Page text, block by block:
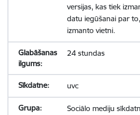
versijas, kas tiek
datu iegūšanai par
izmanto vietni.
24 stundas
uvc
Sociālo mediju